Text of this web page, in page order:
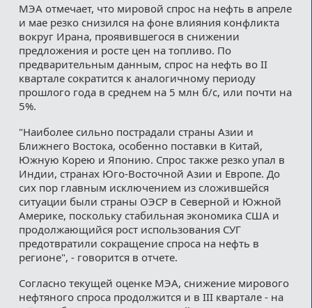
МЭА отмечает, что мировой спрос на нефть в апреле
и мае резко снизился на фоне влияния конфликта
вокруг Ирана, проявившегося в снижении
предложения и росте цен на топливо. По
предварительным данным, спрос на нефть во II
квартале сократится к аналогичному периоду
прошлого года в среднем на 5 млн б/с, или почти на
5%.
"Наиболее сильно пострадали страны Азии и
Ближнего Востока, особенно поставки в Китай,
Южную Корею и Японию. Спрос также резко упал в
Индии, странах Юго-Восточной Азии и Европе. До
сих пор главным исключением из сложившейся
ситуации были страны ОЭСР в Северной и Южной
Америке, поскольку стабильная экономика США и
продолжающийся рост использования СУГ
предотвратили сокращение спроса на нефть в
регионе", - говорится в отчете.
Согласно текущей оценке МЭА, снижение мирового
нефтяного спроса продолжится и в III квартале - на